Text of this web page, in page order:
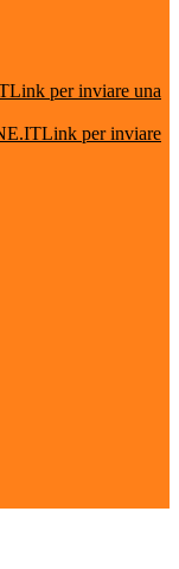
Link per inviare una
Link per inviare